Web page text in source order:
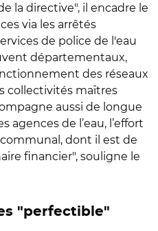
la directive", il encadre le
via les arrêtés
de police de l'eau
départementaux,
des réseaux
collectivités maîtres
aussi de longue
agences de l’eau, l’effort
dont il est de
financier", souligne le
"perfectible"